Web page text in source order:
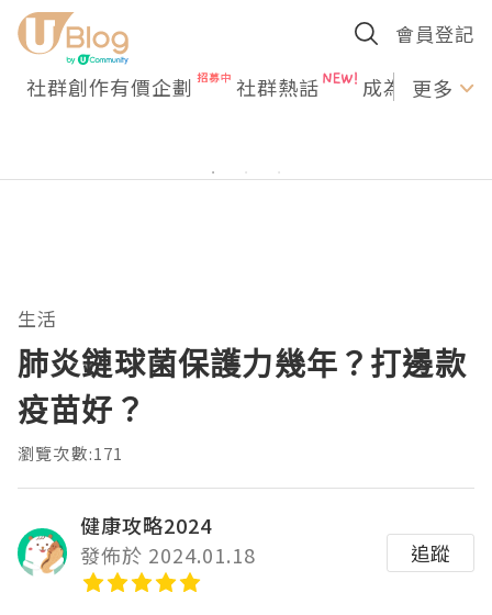
會員登記
社群創作有價企劃 社群熱話 成為U更多
生活
肺炎鏈球菌保護力幾年？打邊款
疫苗好？
瀏覽次數:171
健康攻略2024
發佈於 2024.01.18
追蹤